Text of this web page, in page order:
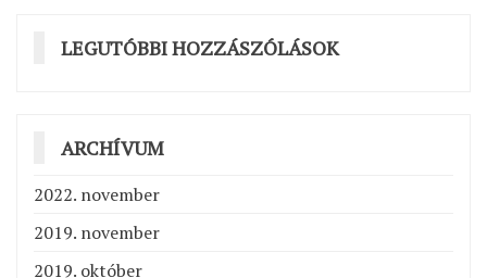
LEGUTÓBBI HOZZÁSZÓLÁSOK
ARCHÍVUM
2022. november
2019. november
2019. október